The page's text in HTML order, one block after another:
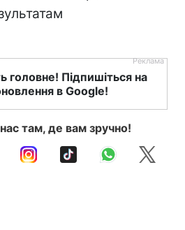
головне! Підпишіться на
в Google!
там, де вам зручно!